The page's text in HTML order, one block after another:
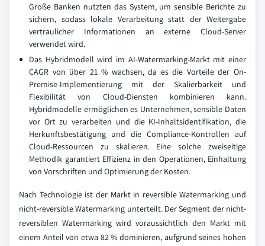
Große Banken nutzten das System, um sensible Berichte zu
sichern, sodass lokale Verarbeitung statt der Weitergabe
vertraulicher Informationen an externe Cloud-Server
verwendet wird.
Das Hybridmodell wird im AI-Watermarking-Markt mit einer
CAGR von über 21 % wachsen, da es die Vorteile der On-
Premise-Implementierung mit der Skalierbarkeit und
Flexibilität von Cloud-Diensten kombinieren kann.
Hybridmodelle ermöglichen es Unternehmen, sensible Daten
vor Ort zu verarbeiten und die KI-Inhaltsidentifikation, die
Herkunftsbestätigung und die Compliance-Kontrollen auf
Cloud-Ressourcen zu skalieren. Eine solche zweiseitige
Methodik garantiert Effizienz in den Operationen, Einhaltung
von Vorschriften und Optimierung der Kosten.
Nach Technologie ist der Markt in reversible Watermarking und
nicht-reversible Watermarking unterteilt. Der Segment der nicht-
reversiblen Watermarking wird voraussichtlich den Markt mit
einem Anteil von etwa 82 % dominieren, aufgrund seines hohen